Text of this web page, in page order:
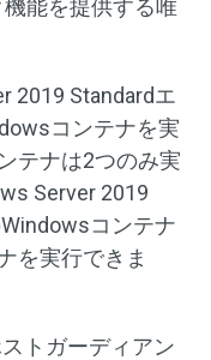
能を提供する唯
2019 Standardエ
コンテナを実
テナは2つのみ実
Server 2019
コンテナ
を実行できま
トガーディアン